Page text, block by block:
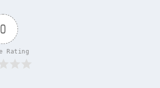
0
Rating